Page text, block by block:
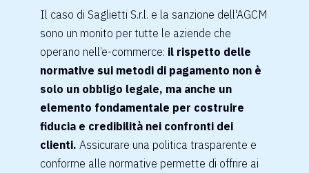
Il caso di Saglietti S.r.l. e la sanzione dell'AGCM
sono un monito per tutte le aziende che
operano nell’e-commerce: il rispetto delle
normative sui metodi di pagamento non è
solo un obbligo legale, ma anche un
elemento fondamentale per costruire
fiducia e credibilità nei confronti dei
clienti. Assicurare una politica trasparente e
conforme alle normative permette di offrire ai